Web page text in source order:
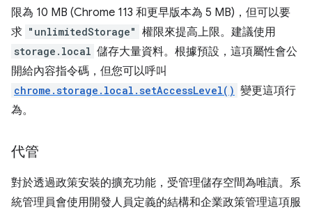
限為 10 MB (Chrome 113 和更早版本為 5 MB)，但可以要
求 "unlimitedStorage" 權限來提高上限。建議使用
storage.local 儲存大量資料。根據預設，這項屬性會公
開給內容指令碼，但您可以呼叫
chrome.storage.local.setAccessLevel() 變更這項行
為。
代管
對於透過政策安裝的擴充功能，受管理儲存空間為唯讀。系
統管理員會使用開發人員定義的結構和企業政策管理這項服